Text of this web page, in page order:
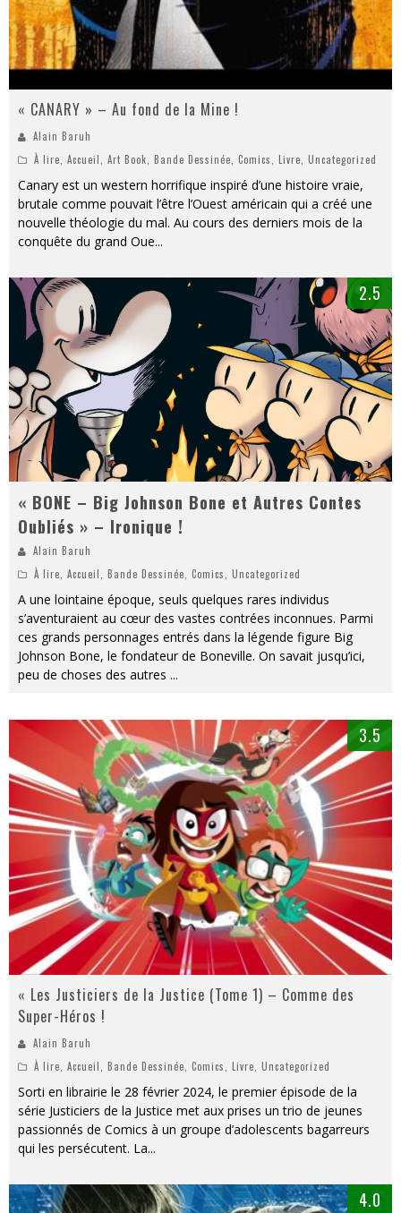
« CANARY » – Au fond de la Mine !
Alain Baruh
À lire Accueil Art Book Bande Dessinée Comics Livre Uncategorized
Canary est un western horrifique inspiré d’une histoire vraie,
brutale comme pouvait l’être l’Ouest américain qui a créé une
nouvelle théologie du mal. Au cours des derniers mois de la
conquête du grand Oue...
2.5
« BONE – Big Johnson Bone et Autres Contes
Oubliés » – Ironique !
Alain Baruh
À lire Accueil Bande Dessinée Comics Uncategorized
A une lointaine époque, seuls quelques rares individus
s’aventuraient au cœur des vastes contrées inconnues. Parmi
ces grands personnages entrés dans la légende figure Big
Johnson Bone, le fondateur de Boneville. On savait jusqu’ici,
peu de choses des autres ...
3.5
« Les Justiciers de la Justice (Tome 1) – Comme des
Super-Héros !
Alain Baruh
À lire, Accueil, Bande Dessinée, Comics, Livre, Uncategorized
Sorti en librairie le 28 février 2024, le premier épisode de la
série Justiciers de la Justice met aux prises un trio de jeunes
passionnés de Comics à un groupe d’adolescents bagarreurs
qui les persécutent. La...
4.0